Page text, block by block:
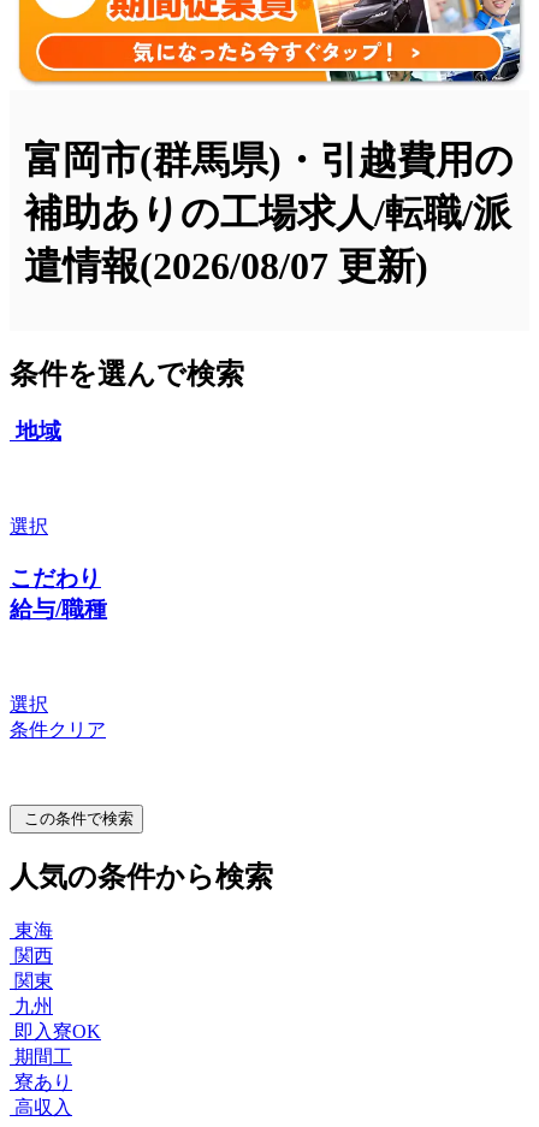
富岡市(群馬県)・引越費用の
補助ありの工場求人/転職/派
遣情報(2026/08/07 更新)
条件を選んで検索
地域
選択
こだわり
給与/職種
選択
条件クリア
この条件で検索
人気の条件から検索
東海
関西
関東
九州
即入寮OK
期間工
寮あり
高収入